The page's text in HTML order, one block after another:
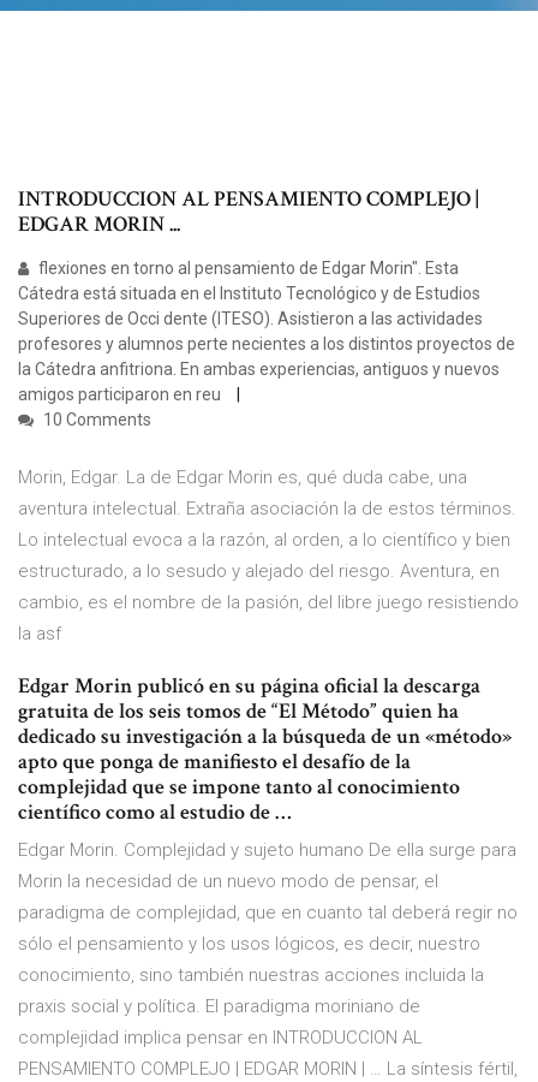
INTRODUCCION AL PENSAMIENTO COMPLEJO |
EDGAR MORIN ...
flexiones en torno al pensamiento de Edgar Morin". Esta
Cátedra está situada en el Instituto Tecnológico y de Estudios
Superiores de Occi­ dente (ITESO). Asistieron a las actividades
profesores y alumnos perte­ necientes a los distintos proyectos de
la Cátedra anfitriona. En ambas experiencias, antiguos y nuevos
amigos participaron en reu
10 Comments
Morin, Edgar. La de Edgar Morin es, qué duda cabe, una
aventura intelectual. Extraña asociación la de estos términos.
Lo intelectual evoca a la razón, al orden, a lo científico y bien
estructurado, a lo sesudo y alejado del riesgo. Aventura, en
cambio, es el nombre de la pasión, del libre juego resistiendo
la asf
Edgar Morin publicó en su página oficial la descarga
gratuita de los seis tomos de “El Método” quien ha
dedicado su investigación a la búsqueda de un «método»
apto que ponga de manifiesto el desafío de la
complejidad que se impone tanto al conocimiento
científico como al estudio de …
Edgar Morin. Complejidad y sujeto humano De ella surge para
Morin la necesidad de un nuevo modo de pensar, el
paradigma de complejidad, que en cuanto tal deberá regir no
sólo el pensamiento y los usos lógicos, es decir, nuestro
conocimiento, sino también nuestras acciones incluida la
praxis social y política. El paradigma moriniano de
complejidad implica pensar en INTRODUCCION AL
PENSAMIENTO COMPLEJO | EDGAR MORIN | … La síntesis fértil,